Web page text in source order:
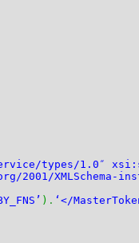
types/1.0″
XMLSchema-
) . ‘</